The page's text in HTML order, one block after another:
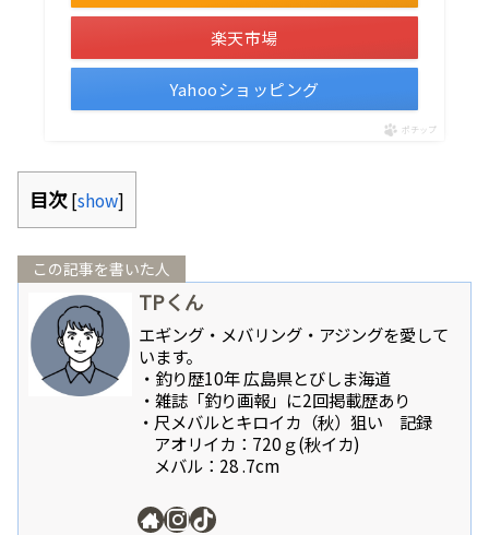
楽天市場
Yahooショッピング
ポチップ
目次 [show]
この記事を書いた人
TPくん
エギング・メバリング・アジングを愛して
います。
・釣り歴10年 広島県とびしま海道
・雑誌「釣り画報」に2回掲載歴あり
・尺メバルとキロイカ（秋）狙い 記録
アオリイカ：720ｇ(秋イカ)
メバル：28 .7cm